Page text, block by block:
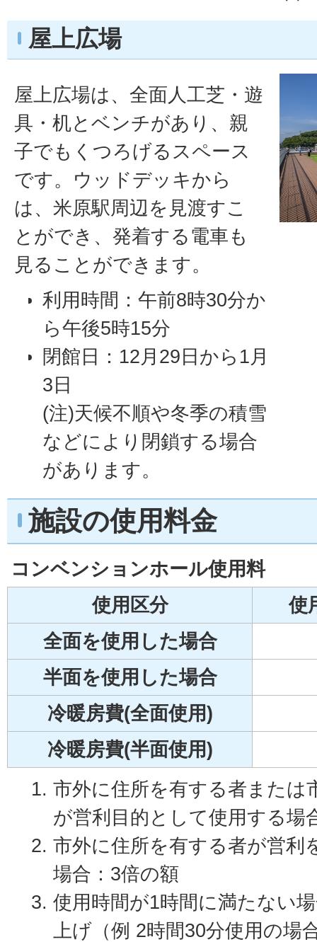
屋上広場
屋上広場は、全面人工芝・遊
具・机とベンチがあり、親
子でもくつろげるスペース
です。ウッドデッキから
は、米原駅周辺を見渡すこ
とができ、発着する電車も
見ることができます。
利用時間：午前8時30分か
ら午後5時15分
閉館日：12月29日から1月
3日
(注)天候不順や冬季の積雪
などにより閉鎖する場合
があります。
施設の使用料金
コンベンションホール使用料
使用区分
使
全面を使用した場合
半面を使用した場合
冷暖房費(全面使用)
冷暖房費(半面使用)
市外に住所を有する者または
が営利目的として使用する場
市外に住所を有する者が営利
場合：3倍の額
使用時間が1時間に満たない
上げ（例 2時間30分使用の場